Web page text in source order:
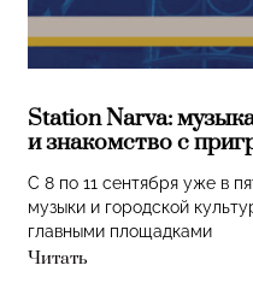
Station Narva:
и знакомство с
C 8 по 11 сентября уже в
музыки и городской
главными площадками
Читать